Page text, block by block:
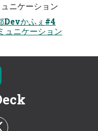
ニケーション
Devかふぇ#4
ュニケーション